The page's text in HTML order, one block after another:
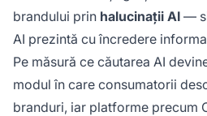
brandului prin halucinații AI —
AI prezintă cu încredere
Pe măsură ce căutarea AI
modul în care consumatorii
branduri, iar platforme precum